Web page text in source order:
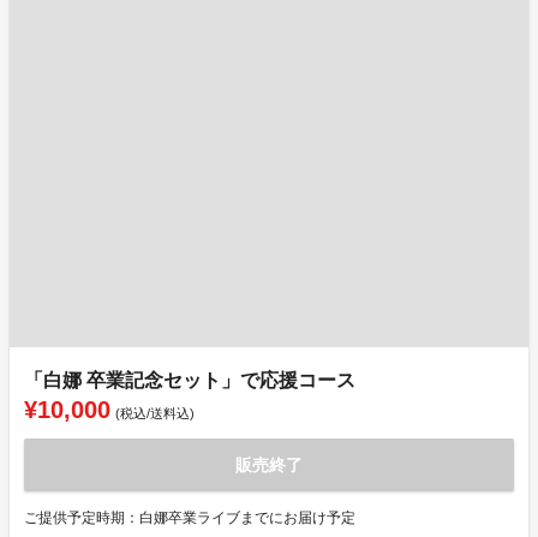
「白娜 卒業記念セット」で応援コース
¥10,000 (税込/送料込)
販売終了
ご提供予定時期：白娜卒業ライブまでにお届け予定